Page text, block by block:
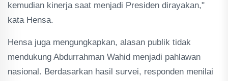
kemudian kinerja saat menjadi Presiden dirayakan,"
kata Hensa.
Hensa juga mengungkapkan, alasan publik tidak
mendukung Abdurrahman Wahid menjadi pahlawan
nasional. Berdasarkan hasil survei, responden menilai